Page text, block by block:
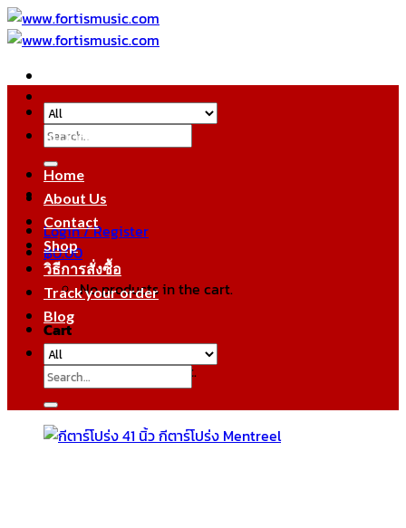
Skip
to
Search
for:
Login / Register
฿0.00
No products in the cart.
Cart
No products in the cart.
หมวดหมู่สินค้า
Home
About Us
Contact
Shop
วิธีการสั่งซื้อ
Track your order
Blog
Search
for: